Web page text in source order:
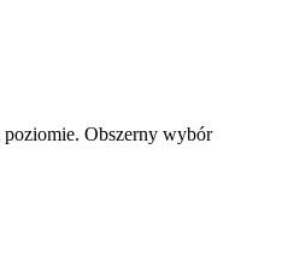
poziomie. Obszerny wybór